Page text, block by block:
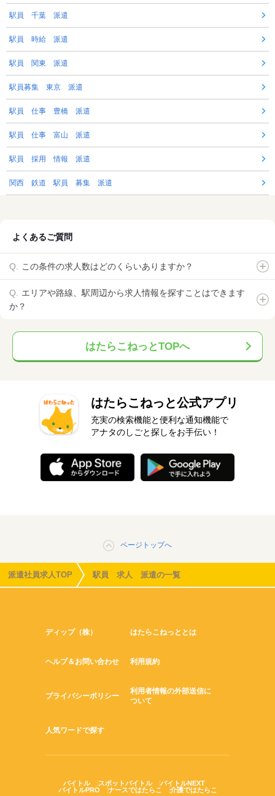
駅員 千葉 派遣
駅員 時給 派遣
駅員 関東 派遣
駅員募集 東京 派遣
駅員 仕事 豊橋 派遣
駅員 仕事 富山 派遣
駅員 採用 情報 派遣
関西 鉄道 駅員 募集 派遣
よくあるご質問
この条件の求人数はどのくらいありますか？
エリアや路線、駅周辺から求人情報を探すことはできます
か？
はたらこねっとTOPへ
はたらこねっと公式アプリ
充実の検索機能と便利な通知機能で
アナタのしごと探しをお手伝い！
ページトップへ
派遣社員求人TOP 駅員 求人 派遣の一覧
ディップ（株） はたらこねっととは
ヘルプ＆お問い合わせ 利用規約
プライバシーポリシー
利用者情報の外部送信に
ついて
人気ワードで探す
バイトル スポットバイトル
バイトルNEXT
バイトルPRO
ナースではたらこ 介護ではたらこ